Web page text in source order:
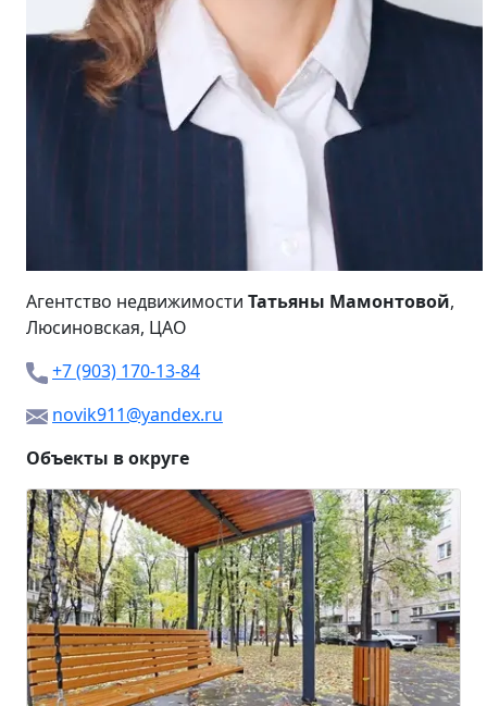
Агентство недвижимости Татьяны Мамонтовой,
Люсиновская, ЦАО
+7 (903) 170-13-84
novik911@yandex.ru
Объекты в округе